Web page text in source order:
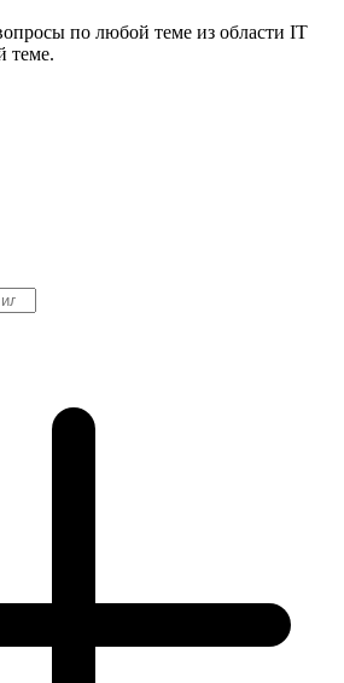
по любой теме из области IT
теме.